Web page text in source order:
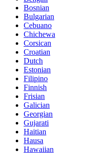
Bosnian
Bulgarian
Cebuano
Chichewa
Corsican
Croatian
Dutch
Estonian
Filipino
Finnish
Frisian
Galician
Georgian
Gujarati
Haitian
Hausa
Hawaiian